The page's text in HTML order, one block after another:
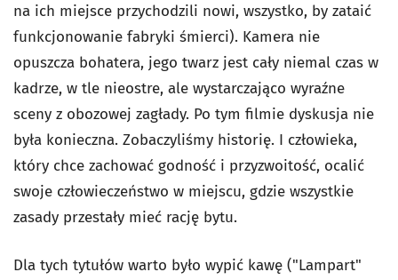
na ich miejsce przychodzili nowi, wszystko, by zataić
funkcjonowanie fabryki śmierci). Kamera nie
opuszcza bohatera, jego twarz jest cały niemal czas w
kadrze, w tle nieostre, ale wystarczająco wyraźne
sceny z obozowej zagłady. Po tym filmie dyskusja nie
była konieczna. Zobaczyliśmy historię. I człowieka,
który chce zachować godność i przyzwoitość, ocalić
swoje człowieczeństwo w miejscu, gdzie wszystkie
zasady przestały mieć rację bytu.
Dla tych tytułów warto było wypić kawę ("Lampart"